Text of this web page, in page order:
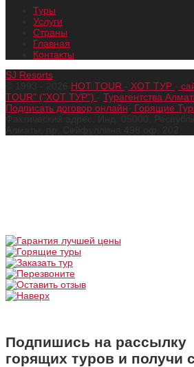
Туры
Услуги
Страны
Главная
Контакты
SJ Resorts
HOT TOUR ХОТ ТУР
TOUR" ("ХОТ ТУР")
Турагентства
Подписать договор онлайн
Горящие
Подпишись на рассылку
горящих туров и получи